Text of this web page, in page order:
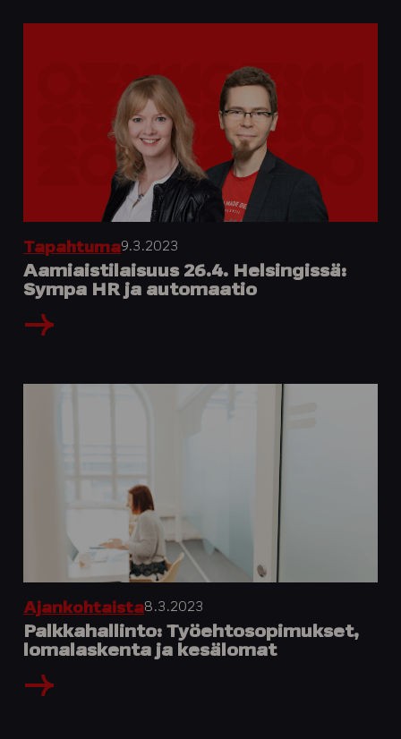
Tapahtuma9.3.2023
Aamiaistilaisuus 26.4. Helsingissä:
Sympa HR ja automaatio
Ajankohtaista8.3.2023
Palkkahallinto: Työehtosopimukset,
lomalaskenta ja kesälomat